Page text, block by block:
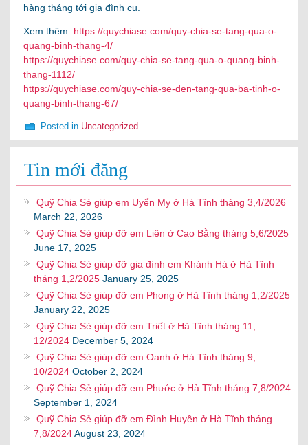
hàng tháng tới gia đình cụ.
Xem thêm: https://quychiase.com/quy-chia-se-tang-qua-o-
quang-binh-thang-4/
https://quychiase.com/quy-chia-se-tang-qua-o-quang-binh-
thang-1112/
https://quychiase.com/quy-chia-se-den-tang-qua-ba-tinh-o-
quang-binh-thang-67/
Posted in Uncategorized
Tin mới đăng
Quỹ Chia Sẻ giúp em Uyển My ở Hà Tĩnh tháng 3,4/2026
March 22, 2026
Quỹ Chia Sẻ giúp đỡ em Liên ở Cao Bằng tháng 5,6/2025
June 17, 2025
Quỹ Chia Sẻ giúp đỡ gia đình em Khánh Hà ở Hà Tĩnh
tháng 1,2/2025 January 25, 2025
Quỹ Chia Sẻ giúp đỡ em Phong ở Hà Tĩnh tháng 1,2/2025
January 22, 2025
Quỹ Chia Sẻ giúp đỡ em Triết ở Hà Tĩnh tháng 11,
12/2024 December 5, 2024
Quỹ Chia Sẻ giúp đỡ em Oanh ở Hà Tĩnh tháng 9,
10/2024 October 2, 2024
Quỹ Chia Sẻ giúp đỡ em Phước ở Hà Tĩnh tháng 7,8/2024
September 1, 2024
Quỹ Chia Sẻ giúp đỡ em Đình Huyền ở Hà Tĩnh tháng
7,8/2024 August 23, 2024